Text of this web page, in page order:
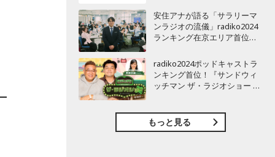
安住アナが語る「サラリーマ
ンラジオの流儀」radiko2024
ランキング在京エリア首位
曜天国』インタビュー
radiko2024ポッドキャストラ
ンキング首位！『サンドウィ
ッチマン ザ・ラジオショー サ
もっと見る